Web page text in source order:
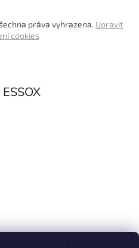
práva vyhrazena. Upravit
cookies